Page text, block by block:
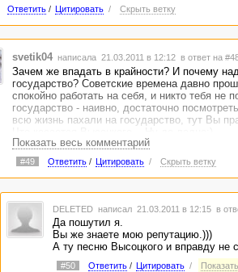
Ответить/ Цитировать / Скрыть ветку
svetik04 написала 21.03.2011 в 12:12 в ответ на
Зачем же впадать в крайности? И почему
государство? Советские времена давно
спокойно работать на себя, и никто тебя не
государство - наивно, достаточно
всю жизнь пахали на государство, тут Вы
Показать весь комментарий
#49 Ответить/ Цитировать / Скрыть ветку
DELETED написал 21.03.2011 в 12:15 в
Да пошутил я.
Вы же знаете мою репутацию.)))
А ту песню Высоцкого и вправду не
#50 Ответить/ Цитировать /